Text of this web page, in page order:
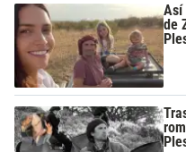
Así
de